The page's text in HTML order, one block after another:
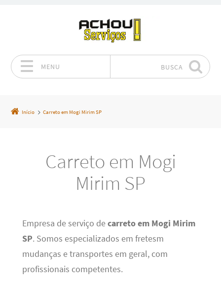
MENU BUSCA
Início Carreto em Mogi Mirim SP
Carreto em Mogi
Mirim SP
Empresa de serviço decarreto em Mogi Mirim
SP. Somos especializados em fretesm
mudanças e transportes em geral, com
profissionais competentes.